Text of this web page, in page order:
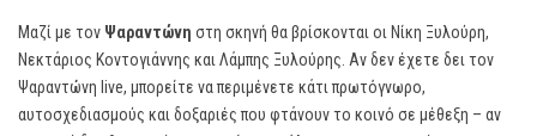
Μαζί με τον Ψαραντώνη στη σκηνή θα βρίσκονται οι Νίκη Ξυλούρη,
Νεκτάριος Κοντογιάννης και Λάμπης Ξυλούρης. Αν δεν έχετε δει τον
Ψαραντώνη live, μπορείτε να περιμένετε κάτι πρωτόγνωρο,
αυτοσχεδιασμούς και δοξαριές που φτάνουν το κοινό σε μέθεξη – αν